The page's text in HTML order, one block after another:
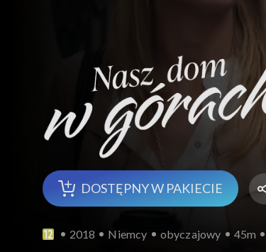
DOSTĘPNY W PAKIECIE
2018 Niemcy obyczajowy 45m